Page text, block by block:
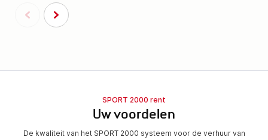
SPORT 2000 rent
Uw voordelen
De kwaliteit van het SPORT 2000 systeem voor de verhuur van